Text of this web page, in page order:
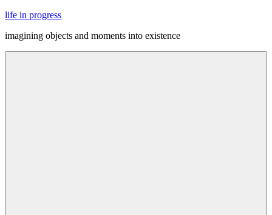
Skip
content
life in progress
imagining objects and moments into existence